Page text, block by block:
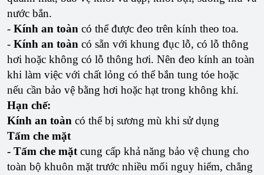
nước bắn.
- Kính an toàn có thể được đeo trên kính theo toa.
- Kính an toàn có sẵn với khung đục lỗ, có lỗ thông
hơi hoặc không có lỗ thông hơi. Nên đeo kính an toàn
khi làm việc với chất lỏng có thể bắn tung tóe hoặc
nếu cần bảo vệ bằng hơi hoặc hạt trong không khí.
Hạn chế:
Kính an toàn có thể bị sương mù khi sử dụng
Tấm che mặt
- Tấm che mặtcung cấp khả năng bảo vệ chung cho
toàn bộ khuôn mặt trước nhiều mối nguy hiểm, chẳng